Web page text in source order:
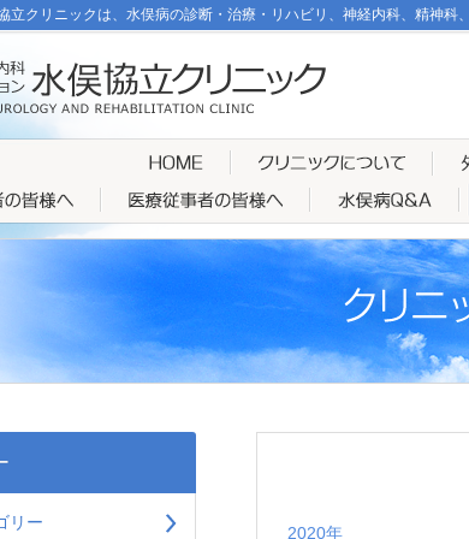
クリニックは、水俣病の診断・治療・リハビリ、神経内科、精神科
リー
2020年